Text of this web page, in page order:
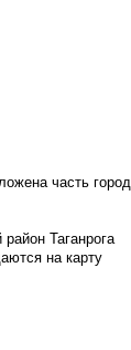
часть
Таганрога
на карту